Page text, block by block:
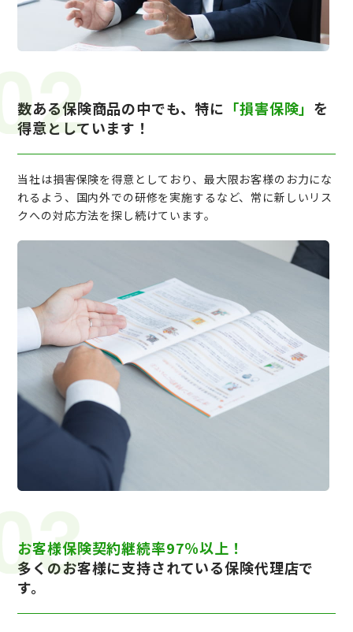
数ある保険商品の中でも、特に 「損害保険」 を
得意としています！
当社は損害保険を得意としており、最大限お客様のお力にな
れるよう、国内外での研修を実施するなど、常に新しいリス
クへの対応方法を探し続けています。
お客様保険契約継続率97％以上！
多くのお客様に支持されている保険代理店で
す。